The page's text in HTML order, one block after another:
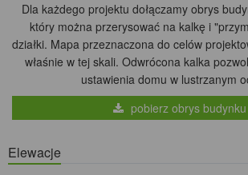
Dla każdego projektu dołączamy obrys
który można przerysować na kalkę i
działki. Mapa przeznaczona do celów
właśnie w tej skali. Odwrócona kalka
ustawienia domu w lustrzanym
pobierz obrys budynku
Elewacje